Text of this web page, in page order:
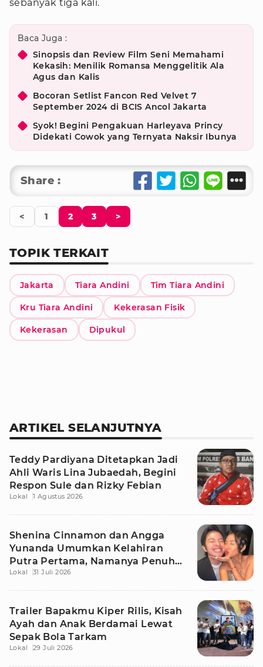
sebanyak tiga kali.
Baca Juga :
Sinopsis dan Review Film Seni Memahami
Kekasih: Menilik Romansa Menggelitik Ala
Agus dan Kalis
Bocoran Setlist Fancon Red Velvet 7
September 2024 di BCIS Ancol Jakarta
Syok! Begini Pengakuan Harleyava Princy
Didekati Cowok yang Ternyata Naksir Ibunya
Share :
< 1 2 3 >
TOPIK TERKAIT
Jakarta Tiara Andini Tim Tiara Andini
Kru Tiara Andini Kekerasan Fisik
Kekerasan Dipukul
ARTIKEL SELANJUTNYA
Teddy Pardiyana Ditetapkan Jadi
Ahli Waris Lina Jubaedah, Begini
Respon Sule dan Rizky Febian
Lokal 1 Agustus 2026
Shenina Cinnamon dan Angga
Yunanda Umumkan Kelahiran
Putra Pertama, Namanya Penuh
Makna
Lokal 31 Juli 2026
Trailer Bapakmu Kiper Rilis, Kisah
Ayah dan Anak Berdamai Lewat
Sepak Bola Tarkam
Lokal 29 Juli 2026